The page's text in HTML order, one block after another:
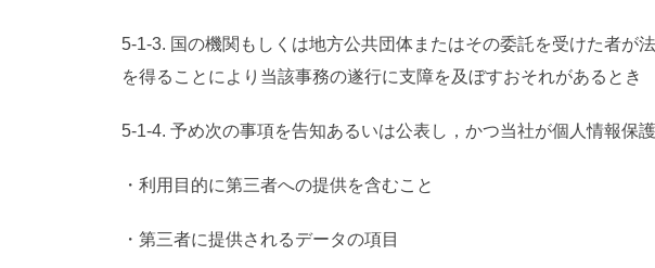
5-1-3. 国の機関もしくは地方公共団体またはその委託を受けた者
を得ることにより当該事務の遂行に支障を及ぼすおそれがあるとき
5-1-4. 予め次の事項を告知あるいは公表し，かつ当社が個人情報保
・利用目的に第三者への提供を含むこと
・第三者に提供されるデータの項目